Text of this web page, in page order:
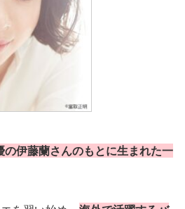
伊藤蘭さんのもとに生まれた一